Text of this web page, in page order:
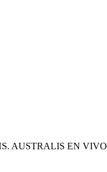
AUSTRALIS EN VIVO